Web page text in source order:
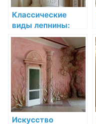
Классические
виды лепнины:
эффектное
украшение
интерьера
Искусство